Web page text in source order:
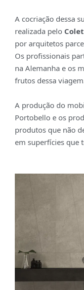
A cocriação dessa
realizada pelo
por arquitetos
Os profissionais
na Alemanha e os
frutos dessa
A produção do
Portobello e os
produtos que não
em superfícies que